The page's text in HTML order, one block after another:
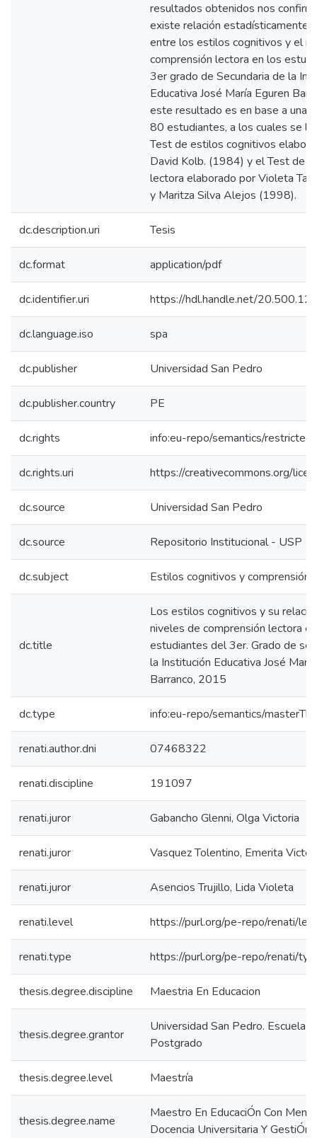
resultados obtenidos nos
existe relación estadísticamente
entre los estilos cognitivos y el
comprensión lectora en los
3er grado de Secundaria de la
Educativa José María Eguren
este resultado es en base a una
80 estudiantes, a los cuales se
Test de estilos cognitivos
David Kolb. (1984) y el Test de
lectora elaborado por Violeta
y Maritza Silva Alejos (1998).
dc.description.uri Tesis
dc.format application/pdf
dc.identifier.uri https://hdl.handle.net/
dc.language.iso spa
dc.publisher Universidad San Pedro
dc.publisher.country PE
dc.rights info:eu-repo/semantics/
dc.rights.uri https://creativecommons.org/
dc.source Universidad San Pedro
dc.source Repositorio Institucional - USP
dc.subject Estilos cognitivos y comprensión
dc.title
Los estilos cognitivos y su
niveles de comprensión lectora
estudiantes del 3er. Grado de
la Institución Educativa José
Barranco, 2015
dc.type info:eu-repo/semantics/
renati.author.dni 07468322
renati.discipline 191097
renati.juror Gabancho Glenni, Olga Victoria
renati.juror Vasquez Tolentino, Emerita
renati.juror Asencios Trujillo, Lida Violeta
renati.level https://purl.org/pe-repo/renati/
renati.type https://purl.org/pe-repo/renati/
thesis.degree.discipline Maestria En Educacion
thesis.degree.grantor
Universidad San Pedro. Escuela
Postgrado
thesis.degree.level Maestría
thesis.degree.name
Maestro En EducaciÓn Con
Docencia Universitaria Y GestiÓn